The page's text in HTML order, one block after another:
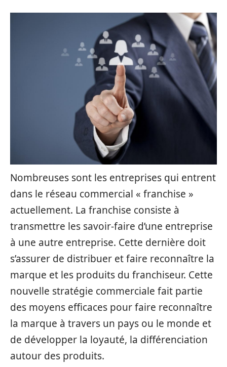
Nombreuses sont les entreprises qui entrent
dans le réseau commercial « franchise »
actuellement. La franchise consiste à
transmettre les savoir-faire d’une entreprise
à une autre entreprise. Cette dernière doit
s’assurer de distribuer et faire reconnaître la
marque et les produits du franchiseur. Cette
nouvelle stratégie commerciale fait partie
des moyens efficaces pour faire reconnaître
la marque à travers un pays ou le monde et
de développer la loyauté, la différenciation
autour des produits.